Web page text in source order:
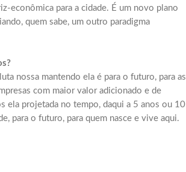
econômica para a cidade. É um novo plano
quem sabe, um outro paradigma
nossa mantendo ela é para o futuro, para as
com maior valor adicionado e de
ela projetada no tempo, daqui a 5 anos ou 10
para o futuro, para quem nasce e vive aqui.